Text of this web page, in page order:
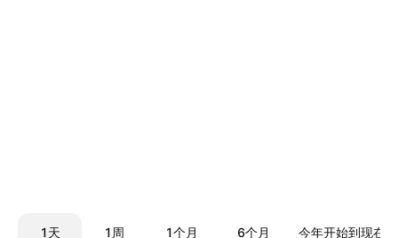
1天
1周
1个月
6个月
今年开始到现在